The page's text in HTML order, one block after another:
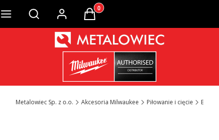
Otwórz wyszukiwarkęProdukty w koszyku: 0. Zobacz
Metalowiec Sp. z o.o. Akcesoria Milwaukee Piłowanie i cięcie